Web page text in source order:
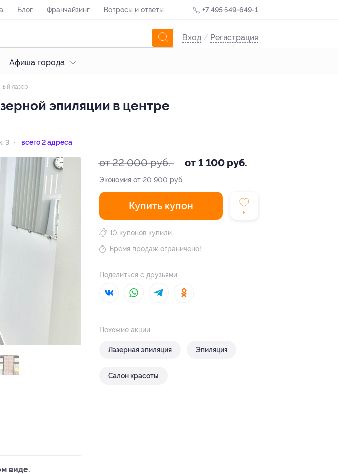
Блог Франчайзинг Вопросы и ответы +7 495 649-649-1
Вход / Регистрация
Афиша города
лазер
эпиляции в центре
3 всего 2 адреса
от 22 000 руб. от 1 100 руб.
Экономия от 20 900 руб.
Купить купон
8
10 купонов купили
Время продаж ограничено!
Поделиться с друзьями
Похожие акции
Лазерная эпиляция Эпиляция
Салон красоты
виде.